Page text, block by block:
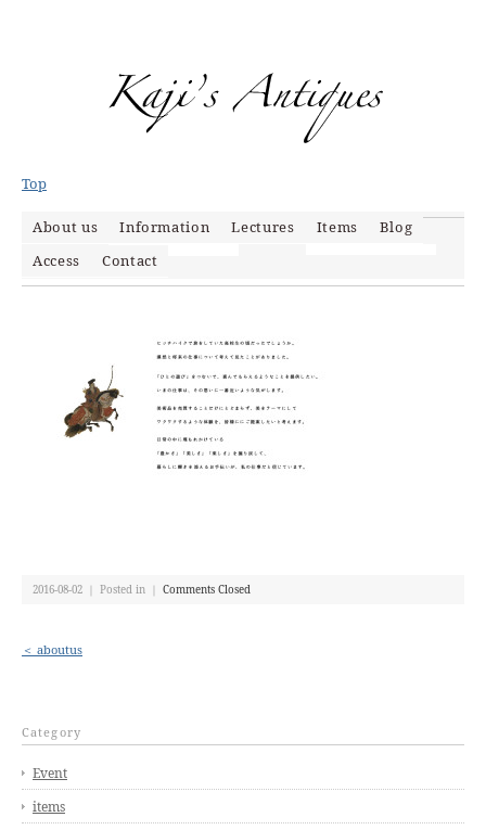
About us Information
News
Event
Media
Lectures Items
Blog
Access
Contact
Top
aboutus
2016-08-02 ｜ Posted in ｜ Comments Closed
＜ aboutus
Category
Event
items